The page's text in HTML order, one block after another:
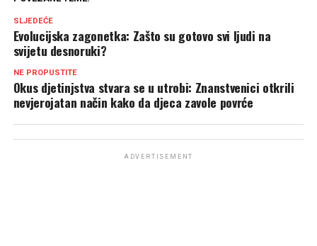
SLJEDEĆE
Evolucijska zagonetka: Zašto su gotovo svi ljudi na
svijetu desnoruki?
NE PROPUSTITE
Okus djetinjstva stvara se u utrobi: Znanstvenici otkrili
nevjerojatan način kako da djeca zavole povrće
ADVERTISEMENT